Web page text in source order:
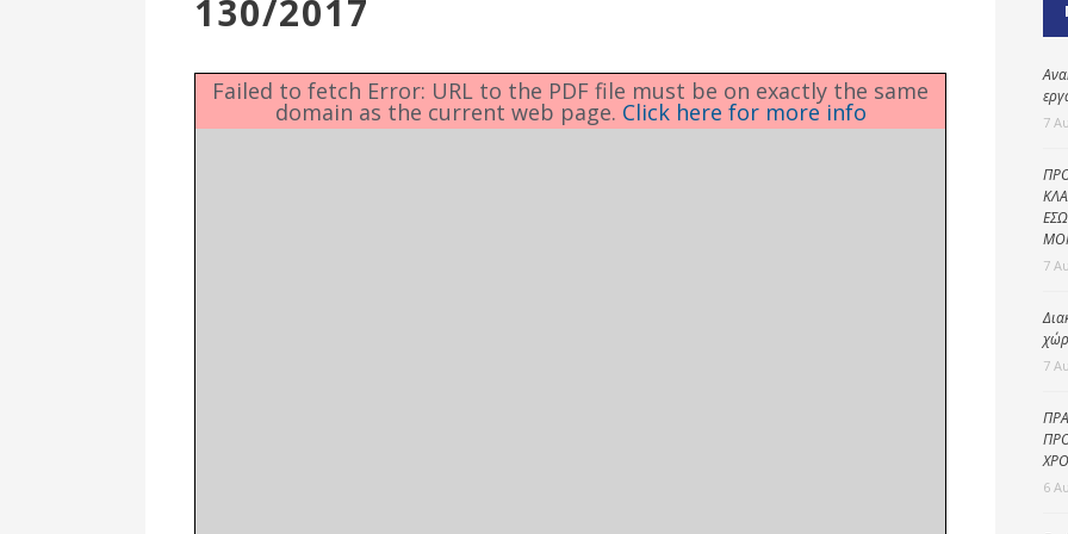
Επιτροπή
Ενότητες
Δημοτική
αστυνομία
130/2017
Failed to fetch Error: URL to the PDF file must be on exactly the same
domain as the current web page. Click here for more info 7
7
7
6